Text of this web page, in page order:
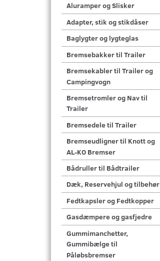
Aluramper og Slisker
Adapter, stik og stikdåser
Baglygter og lygteglas
Bremsebakker til Trailer
Bremsekabler til Trailer og
Campingvogn
Bremsetromler og Nav til
Trailer
Bremsedele til Trailer
Bremseudligner til Knott og
AL-KO Bremser
Bådruller til Bådtrailer
Dæk, Reservehjul og tilbehør
Fedtkapsler og Fedtkopper
Gasdæmpere og gasfjedre
Gummimanchetter,
Gummibælge til
Påløbsbremser